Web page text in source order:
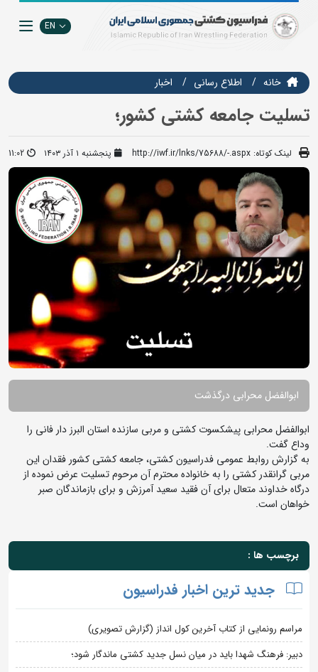
EN
خانه اطلاع رسانی اخبار
تسلیت جامعه کشتی کشور؛
لینک کوتاه: http://iwf.ir/lnks/75688/-.aspx پنجشنبه ۱ آذر ۱۴۰۳ 11:02
ابوالفضل محرابی درگذشت
ابوالفضل محرابی پیشکسوت کشتی و مربی سازنده استان البرز دار فانی را
وداع گفت.
به گزارش روابط عمومی فدراسیون کشتی، جامعه کشتی کشور فقدان این
مربی گرانقدر کشتی را به خانواده محترم آن مرحوم تسلیت عرض نموده از
درگاه خداوند متعال برای آن فقید سعید آمرزش و برای بازماندگان صبر
خواهان است.
برچسب ها :
جدید ترین اخبار فدراسیون
مراسم رونمایی از کتاب آخرین کول انداز (گزارش تصویری)
دبیر: فرهنگ شهدا باید در میان نسل جدید کشتی ماندگار شود؛